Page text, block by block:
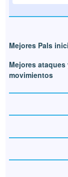
Mejores Pals
Mejores ataques
movimientos